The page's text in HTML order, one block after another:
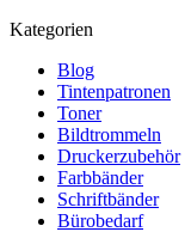
Kategorien
Blog
Tintenpatronen
Toner
Bildtrommeln
Druckerzubehör
Farbbänder
Schriftbänder
Bürobedarf